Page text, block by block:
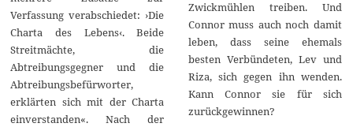
Verfassung verabschiedet: ›Die
Charta des Lebens‹. Beide
Streitmächte, die
Abtreibungsgegner und die
Abtreibungsbefürworter,
erklärten sich mit der Charta
einverstanden«. Nach der
Zwickmühlen treiben. Und
Connor muss auch noch damit
leben, dass seine ehemals
besten Verbündeten, Lev und
Riza, sich gegen ihn wenden.
Kann Connor sie für sich
zurückgewinnen?